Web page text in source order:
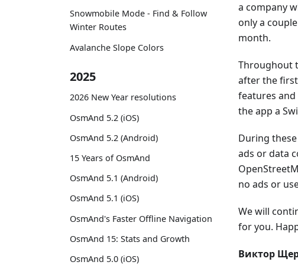
Snowmobile Mode - Find & Follow
Winter Routes
Avalanche Slope Colors
2025
2026 New Year resolutions
OsmAnd 5.2 (iOS)
OsmAnd 5.2 (Android)
15 Years of OsmAnd
OsmAnd 5.1 (Android)
OsmAnd 5.1 (iOS)
OsmAnd's Faster Offline Navigation
OsmAnd 15: Stats and Growth
OsmAnd 5.0 (iOS)
a company
only a
month.
Throughout
after the first
features and
the app a
During
ads or data
no ads or
We will
for you.
Виктор